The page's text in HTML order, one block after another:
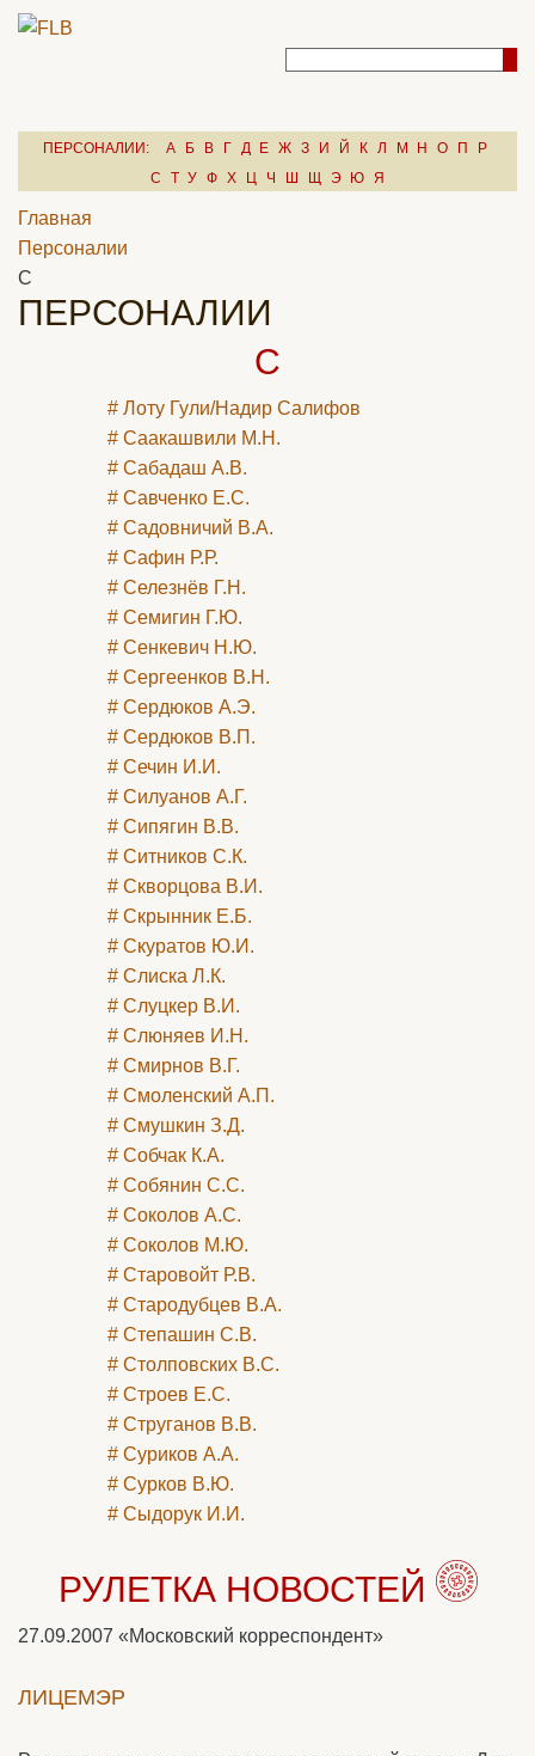
ПЕРСОНАЛИИ: А Б В Г Д Е Ж З И Й К Л М Н О П
Р
С
Т У Ф Х Ц Ч Ш Щ Э Ю Я
Главная
Персоналии
С
ПЕРСОНАЛИИ
С
# Лоту Гули/Надир Салифов
# Саакашвили М.Н.
# Сабадаш А.В.
# Савченко Е.С.
# Садовничий В.А.
# Сафин Р.Р.
# Селезнёв Г.Н.
# Семигин Г.Ю.
# Сенкевич Н.Ю.
# Сергеенков В.Н.
# Сердюков А.Э.
# Сердюков В.П.
# Сечин И.И.
# Силуанов А.Г.
# Сипягин В.В.
# Ситников С.К.
# Скворцова В.И.
# Скрынник Е.Б.
# Скуратов Ю.И.
# Слиска Л.К.
# Слуцкер В.И.
# Слюняев И.Н.
# Смирнов В.Г.
# Смоленский А.П.
# Смушкин З.Д.
# Собчак К.А.
# Собянин C.С.
# Соколов А.С.
# Соколов М.Ю.
# Старовойт Р.В.
# Стародубцев В.А.
# Степашин С.В.
# Столповских В.С.
# Строев Е.С.
# Струганов В.В.
# Суриков А.А.
# Сурков В.Ю.
# Сыдорук И.И.
РУЛЕТКА НОВОСТЕЙ
27.09.2007 «Московский корреспондент»
ЛИЦЕМЭР